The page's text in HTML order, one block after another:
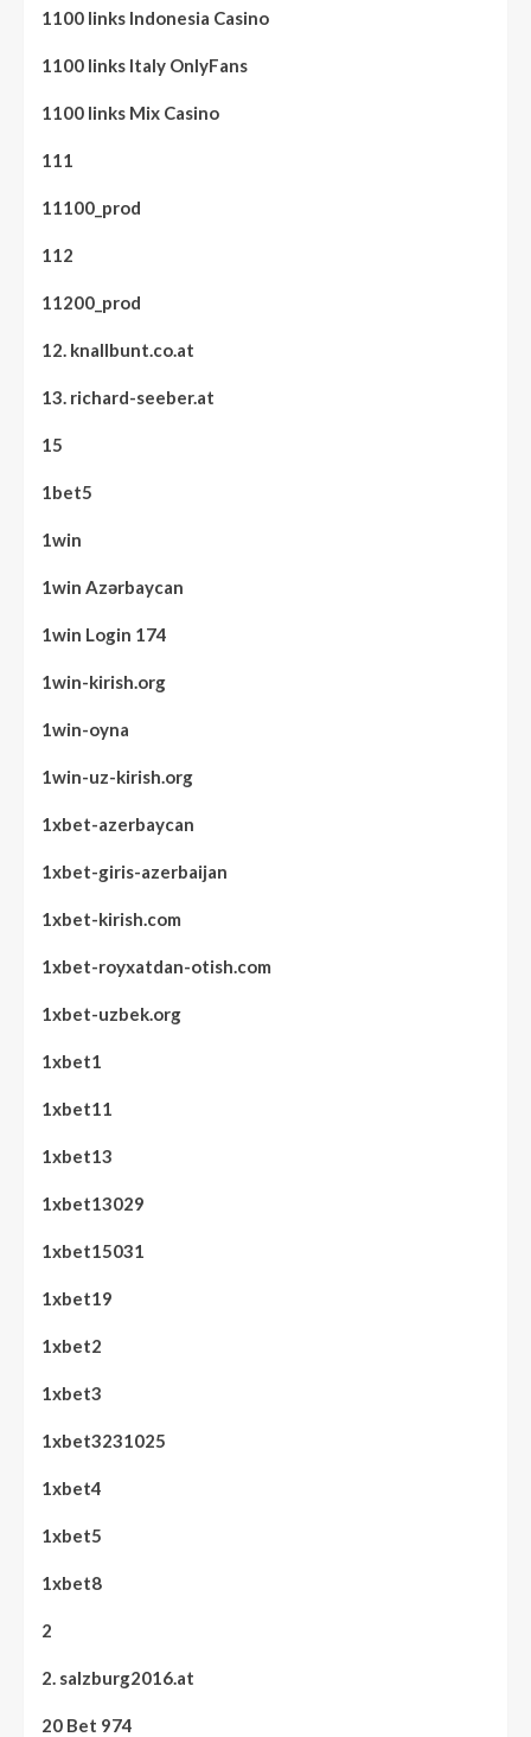
1100 links Indonesia Casino
1100 links Italy OnlyFans
1100 links Mix Casino
111
11100_prod
112
11200_prod
12. knallbunt.co.at
13. richard-seeber.at
15
1bet5
1win
1win Azərbaycan
1win Login 174
1win-kirish.org
1win-oyna
1win-uz-kirish.org
1xbet-azerbaycan
1xbet-giris-azerbaijan
1xbet-kirish.com
1xbet-royxatdan-otish.com
1xbet-uzbek.org
1xbet1
1xbet11
1xbet13
1xbet13029
1xbet15031
1xbet19
1xbet2
1xbet3
1xbet3231025
1xbet4
1xbet5
1xbet8
2
2. salzburg2016.at
20 Bet 974